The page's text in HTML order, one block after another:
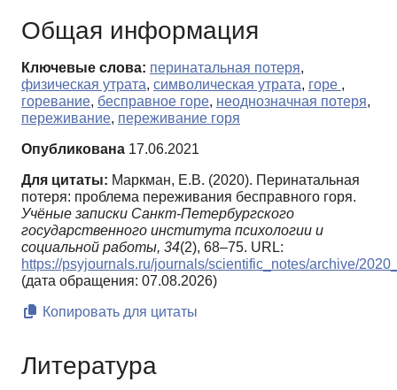
Общая информация
Ключевые слова: перинатальная потеря,
физическая утрата, символическая утрата, горе ,
горевание, бесправное горе, неоднозначная потеря,
переживание, переживание горя
Опубликована 17.06.2021
Для цитаты: Маркман, Е.В. (2020). Перинатальная
потеря: проблема переживания бесправного горя.
Учёные записки Санкт-Петербургского
государственного института психологии и
социальной работы, 34(2), 68–75. URL:
https://psyjournals.ru/journals/scientific_notes/archive/
(дата обращения: 07.08.2026)
Копировать для цитаты
Литература